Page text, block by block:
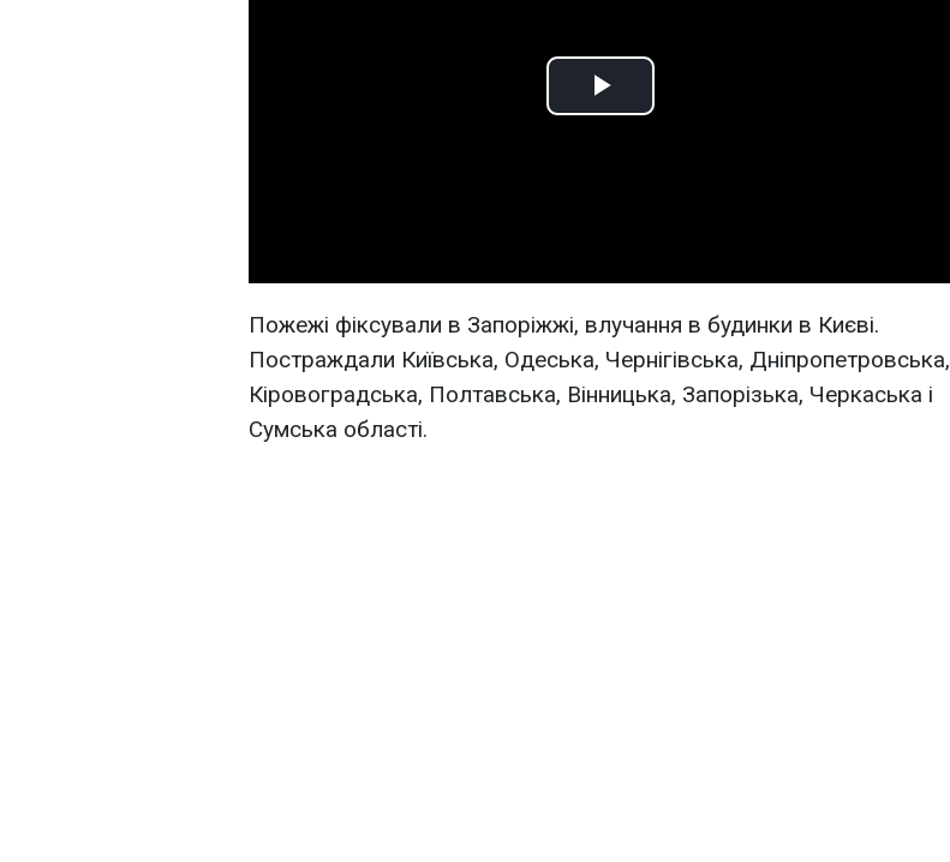
Play
Пожежі фіксували в Запоріжжі, влучання в будинки в Києві.
Постраждали Київська, Одеська, Чернігівська, Дніпропетровська,
Кіровоградська, Полтавська, Вінницька, Запорізька, Черкаська і
Сумська області.